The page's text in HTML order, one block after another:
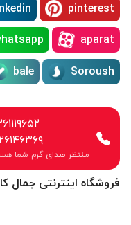
فروشگاه اینترنتی جمال
pinterest
aparat
Soroush
bale
منتظر صدای گرم شما